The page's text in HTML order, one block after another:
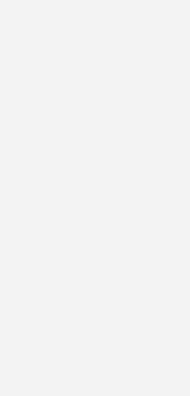
im
und Themen waren für den ein oder
auch überfordernd und ermüdend.
Detail gehen. Zwischendurch bot es sich
Zusammenfassungen der
anzuhören, zum Beispiel auf der
Autorin Dr. Hildegard Kalthegener.
die von der Design- und